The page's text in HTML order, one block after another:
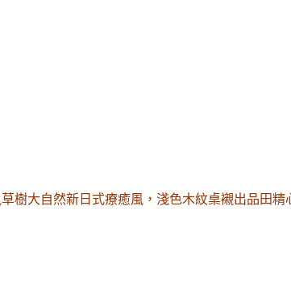
樹大自然新日式療癒風 ， 淺色木紋桌襯出品田精